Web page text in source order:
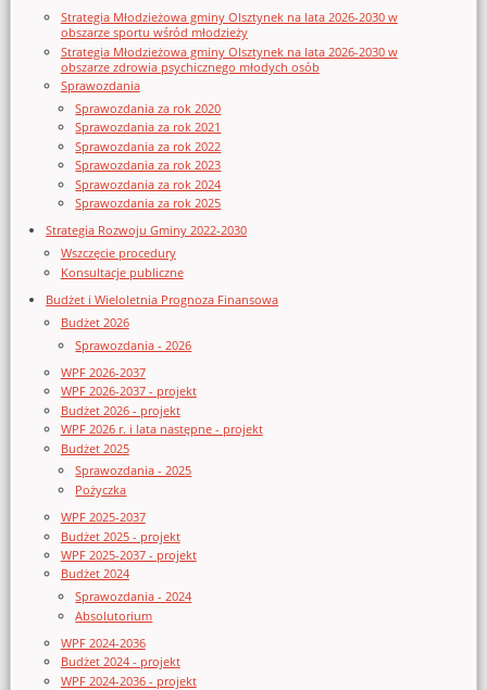
Strategia Młodzieżowa gminy Olsztynek na lata 2026-2030 w
obszarze sportu wśród młodzieży
Strategia Młodzieżowa gminy Olsztynek na lata 2026-2030 w
obszarze zdrowia psychicznego młodych osób
Sprawozdania
Sprawozdania za rok 2020
Sprawozdania za rok 2021
Sprawozdania za rok 2022
Sprawozdania za rok 2023
Sprawozdania za rok 2024
Sprawozdania za rok 2025
Strategia Rozwoju Gminy 2022-2030
Wszczęcie procedury
Konsultacje publiczne
Budżet i Wieloletnia Prognoza Finansowa
Budżet 2026
Sprawozdania - 2026
WPF 2026-2037
WPF 2026-2037 - projekt
Budżet 2026 - projekt
WPF 2026 r. i lata następne - projekt
Budżet 2025
Sprawozdania - 2025
Pożyczka
WPF 2025-2037
Budżet 2025 - projekt
WPF 2025-2037 - projekt
Budżet 2024
Sprawozdania - 2024
Absolutorium
WPF 2024-2036
Budżet 2024 - projekt
WPF 2024-2036 - projekt